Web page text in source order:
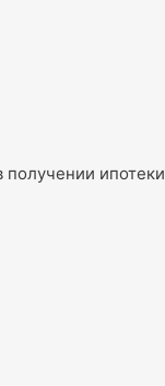
ипотеки